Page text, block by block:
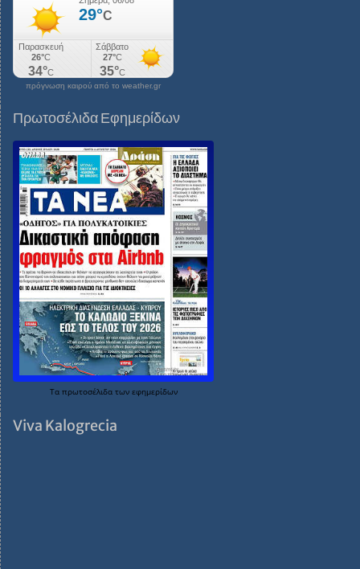
πρόγνωση καιρού από το weather.gr
Πρωτοσέλιδα Εφημερίδων
Τα πρωτοσέλιδα των εφημερίδων
Viva Kalogrecia